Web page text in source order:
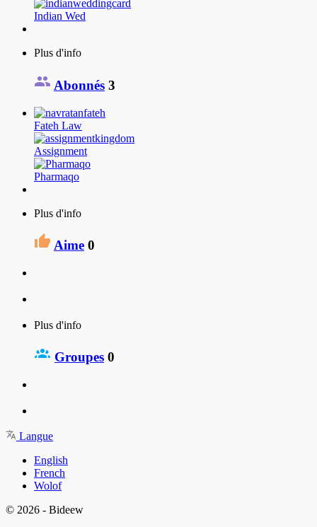
Indian Wed
Plus d'info
Abonnés 3
Fateh Law
Assignment
Pharmaqo
Plus d'info
Aime 0
Plus d'info
Groupes 0
Langue
English
French
Wolof
© 2026 - Bideew